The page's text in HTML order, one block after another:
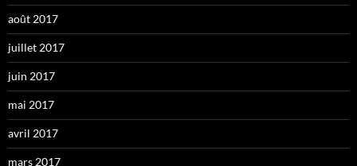
août 2017
juillet 2017
juin 2017
mai 2017
avril 2017
mars 2017